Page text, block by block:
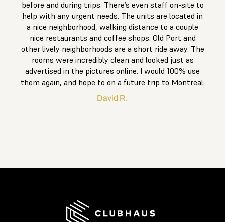
before and during trips. There’s even staff on-site to
help with any urgent needs. The units are located in
a nice neighborhood, walking distance to a couple
nice restaurants and coffee shops. Old Port and
other lively neighborhoods are a short ride away. The
rooms were incredibly clean and looked just as
advertised in the pictures online. I would 100% use
them again, and hope to on a future trip to Montreal.
David R.